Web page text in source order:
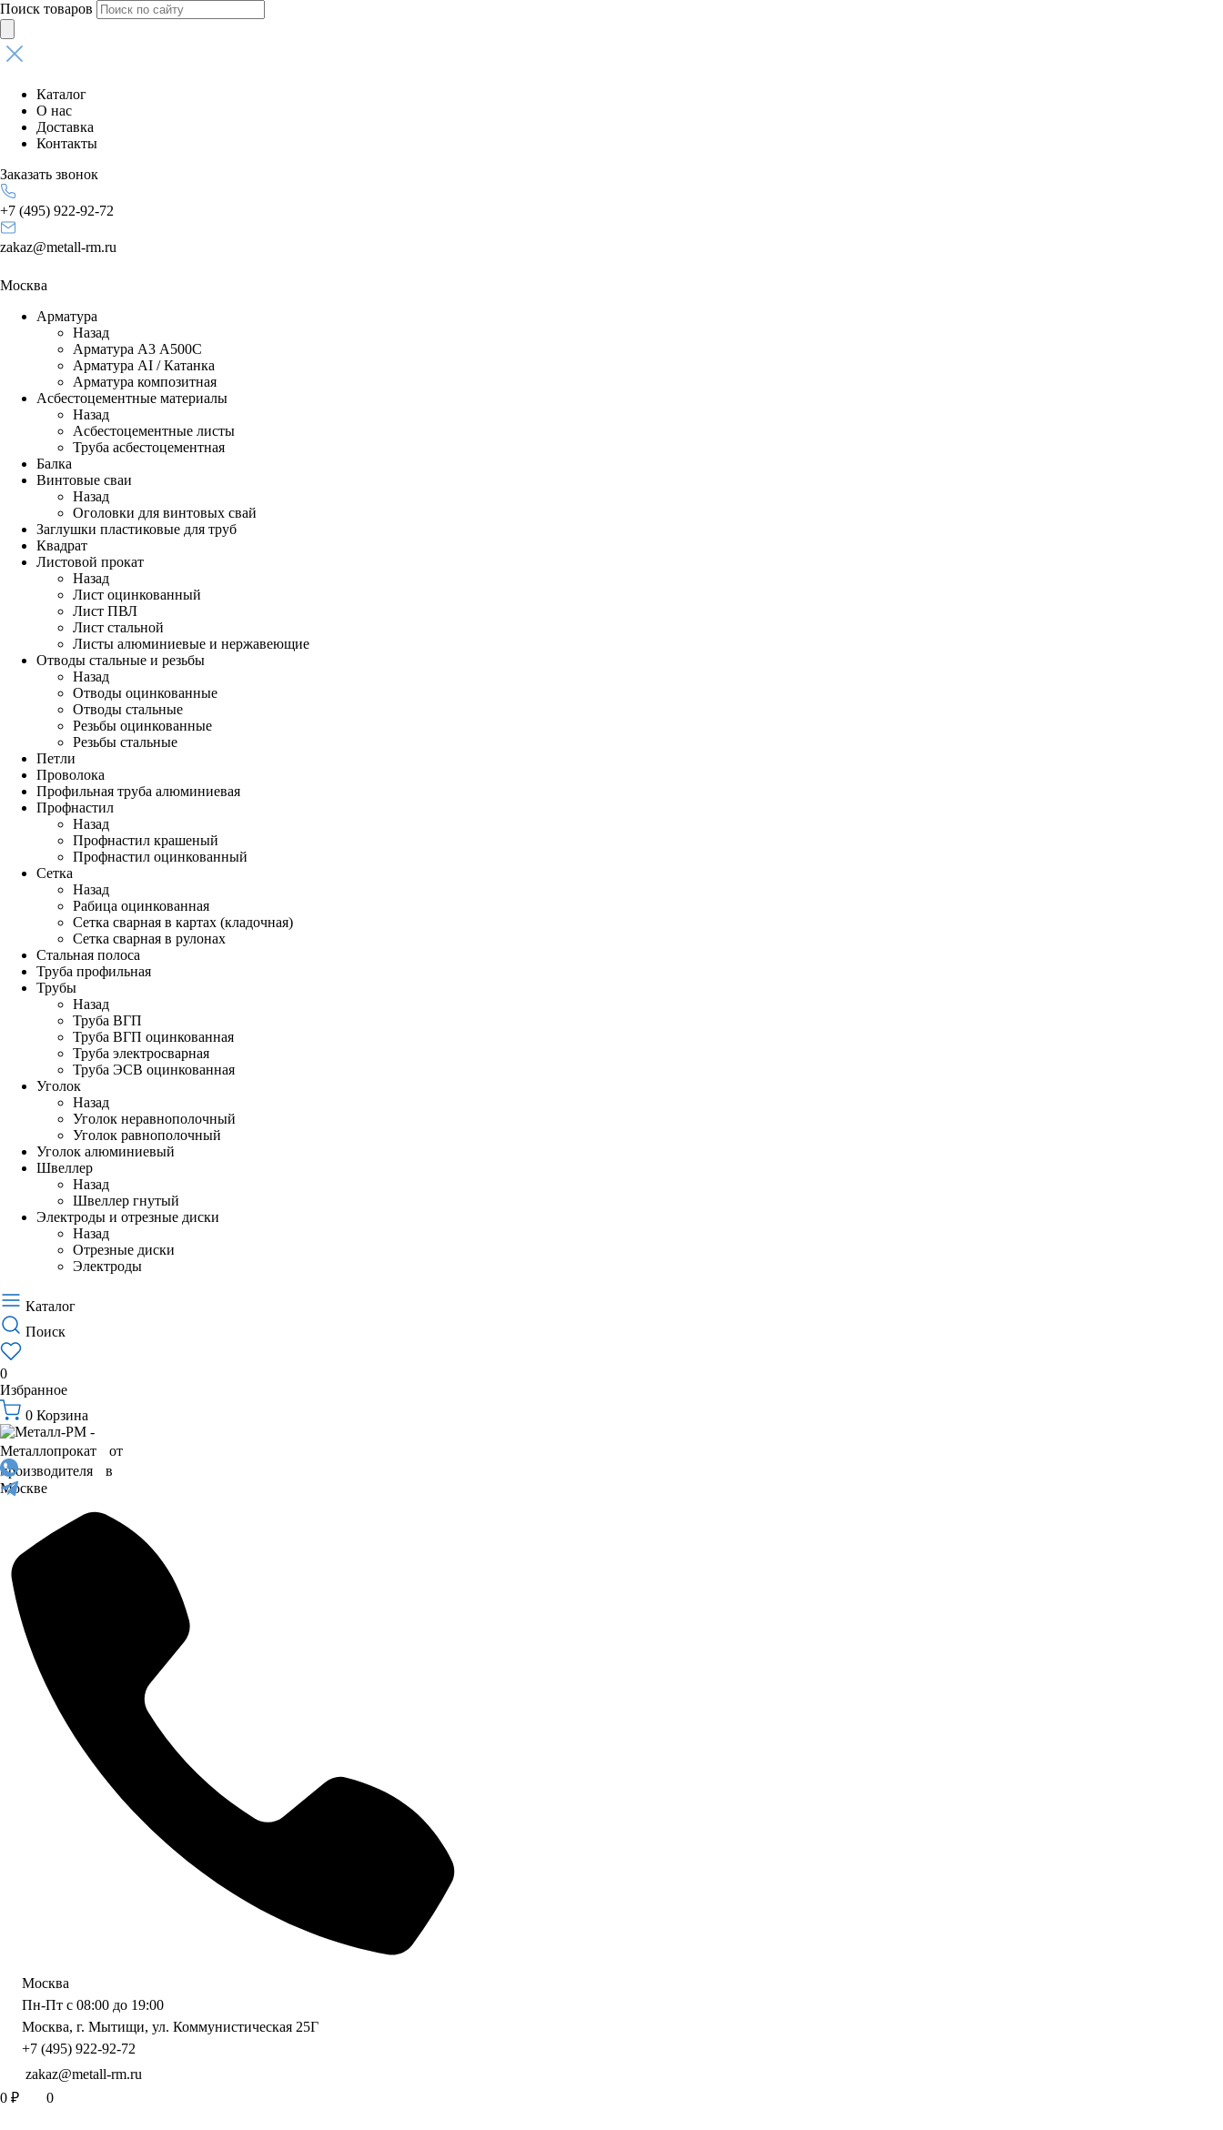
Поиск товаров
Каталог
О нас
Доставка
Контакты
Заказать звонок
+7 (495) 922-92-72
zakaz@metall-rm.ru
Москва
Арматура
Назад
Арматура А3 А500С
Арматура АI / Катанка
Арматура композитная
Асбестоцементные материалы
Назад
Асбестоцементные листы
Труба асбестоцементная
Балка
Винтовые сваи
Назад
Оголовки для винтовых свай
Заглушки пластиковые для труб
Квадрат
Листовой прокат
Назад
Лист оцинкованный
Лист ПВЛ
Лист стальной
Листы алюминиевые и нержавеющие
Отводы стальные и резьбы
Назад
Отводы оцинкованные
Отводы стальные
Резьбы оцинкованные
Резьбы стальные
Петли
Проволока
Профильная труба алюминиевая
Профнастил
Назад
Профнастил крашеный
Профнастил оцинкованный
Сетка
Назад
Рабица оцинкованная
Сетка сварная в картах (кладочная)
Сетка сварная в рулонах
Стальная полоса
Труба профильная
Трубы
Назад
Труба ВГП
Труба ВГП оцинкованная
Труба электросварная
Труба ЭСВ оцинкованная
Уголок
Назад
Уголок неравнополочный
Уголок равнополочный
Уголок алюминиевый
Швеллер
Назад
Швеллер гнутый
Электроды и отрезные диски
Назад
Отрезные диски
Электроды
Каталог
Поиск
0
Избранное
0 Корзина
Москва
Пн-Пт с 08:00 до 19:00
Москва, г. Мытищи, ул. Коммунистическая 25Г
+7 (495) 922-92-72
zakaz@metall-rm.ru
0 ₽ 0